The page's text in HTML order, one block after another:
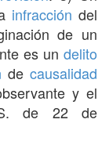
infracción del
de un
es un delito
decausalidad
y el
de 22 de